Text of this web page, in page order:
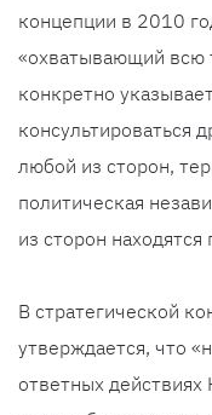
концепции в 2010
«охватывающий всю
конкретно
консультироваться
любой из сторон,
политическая
из сторон находятся
В стратегической
утверждается, что
ответных